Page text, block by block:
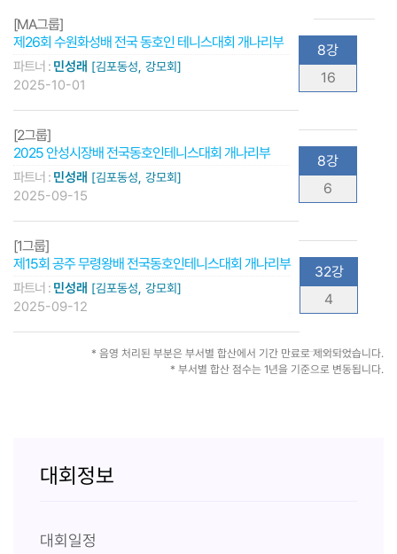
[MA그룹]
제26회 수원화성배 전국 동호인 테니스대회 개나리부
파트너 : 민성래 [김포동성, 강모회]
2025-10-01
8강
16
[2그룹]
2025 안성시장배 전국동호인테니스대회 개나리부
파트너 : 민성래 [김포동성, 강모회]
2025-09-15
8강
6
[1그룹]
제15회 공주 무령왕배 전국동호인테니스대회 개나리부
파트너 : 민성래 [김포동성, 강모회]
2025-09-12
32강
4
* 음영 처리된 부분은 부서별 합산에서 기간 만료로 제외되었습니다.
* 부서별 합산 점수는 1년을 기준으로 변동됩니다.
대회정보
대회일정